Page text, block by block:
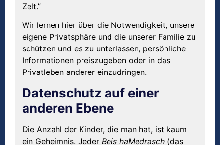
Zelt.”
Wir lernen hier über die Notwendigkeit, unsere
eigene Privatsphäre und die unserer Familie zu
schützen und es zu unterlassen, persönliche
Informationen preiszugeben oder in das
Privatleben anderer einzudringen.
Datenschutz auf einer
anderen Ebene
Die Anzahl der Kinder, die man hat, ist kaum
ein Geheimnis. Jeder Beis haMedrasch (das